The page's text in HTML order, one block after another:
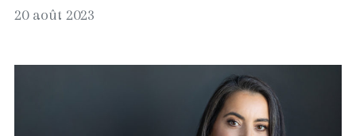
20 août 2023